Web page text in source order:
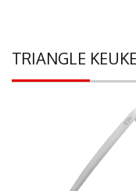
TRIANGLE